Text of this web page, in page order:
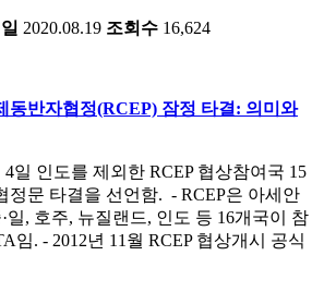
2020.08.19 조회수 16,624
동반자협정(RCEP) 잠정 타결: 의미와
일 인도를 제외한 RCEP 협상참여국 15
정문 타결을 선언함. - RCEP은 아세안
일, 호주, 뉴질랜드, 인도 등 16개국이 참
임. - 2012년 11월 RCEP 협상개시 공식